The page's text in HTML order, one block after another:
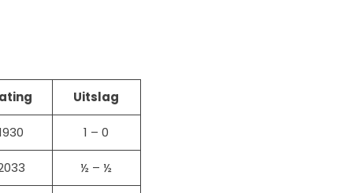
Uitslag
1 – 0
½ – ½